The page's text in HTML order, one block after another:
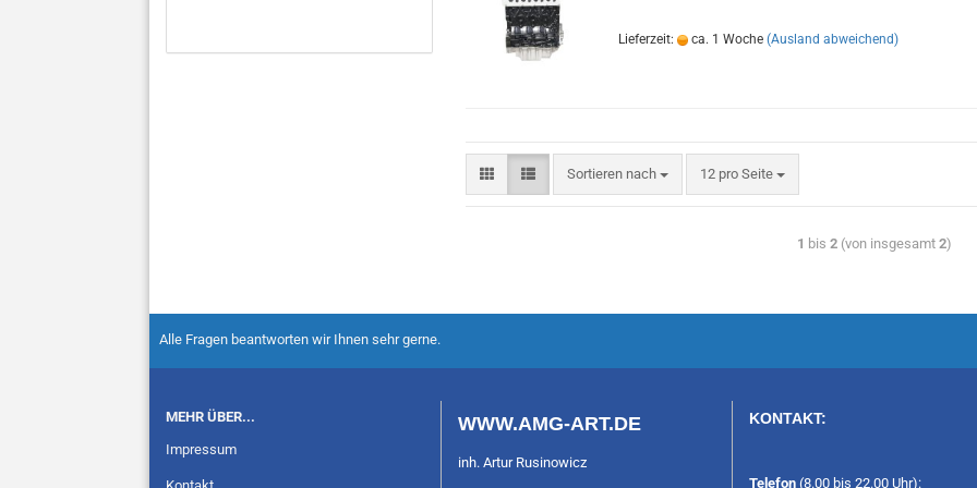
Lieferzeit: ca. 1 Woche (Ausland abweichend)
Sortieren nach 12 pro Seite
1 bis 2 (von insgesamt 2)
Alle Fragen beantworten wir Ihnen sehr gerne.
MEHR ÜBER...
Impressum
WWW.AMG-ART.DE
inh. Artur Rusinowicz
KONTAKT:
Telefon (8.00 bis 22.00 Uhr):